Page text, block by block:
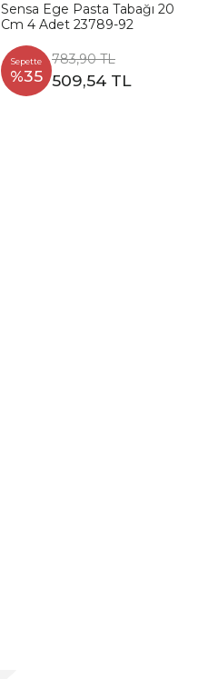
Sensa Ege Pasta Tabağı 20
Cm 4 Adet 23789-92
Sepette
%35
783,90 TL
509,54 TL